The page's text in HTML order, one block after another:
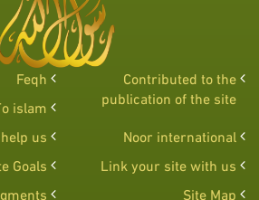
Contributed to the
publication of the site
Feqh
islam
Noor international
us
Link your site with us
Goals
Site Map